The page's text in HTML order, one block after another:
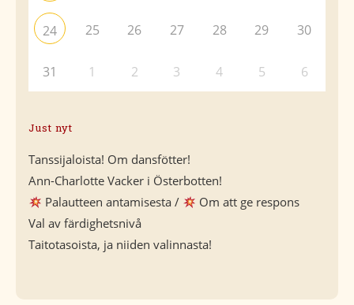
24 25 26 27 28 29 30
31 1 2 3 4 5 6
Just nyt
Tanssijaloista! Om dansfötter!
Ann-Charlotte Vacker i Österbotten!
Palautteen antamisesta /
Om att ge respons
Val av färdighetsnivå
Taitotasoista, ja niiden valinnasta!